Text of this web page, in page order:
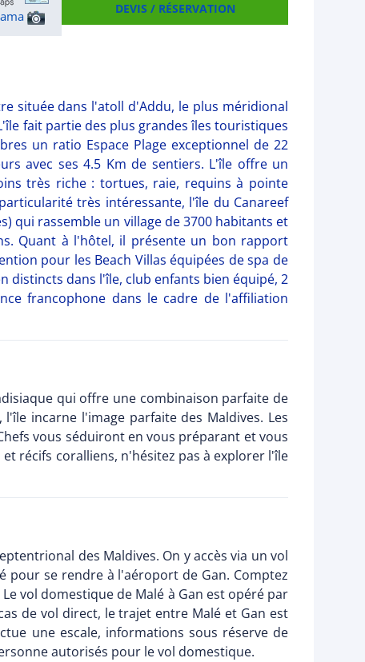
DEVIS / RÉSERVATION
située dans l'atoll d'Addu, le plus méridional
fait partie des plus grandes îles touristiques
un ratio Espace Plage exceptionnel de 22
avec ses 4.5 Km de sentiers. L'île offre un
très riche : tortues, raie, requins à pointe
très intéressante, l'île du Canareef
qui rassemble un village de 3700 habitants et
Quant à l'hôtel, il présente un bon rapport
pour les Beach Villas équipées de spa de
distincts dans l'île, club enfants bien équipé, 2
francophone dans le cadre de l'affiliation
qui offre une combinaison parfaite de
incarne l'image parfaite des Maldives. Les
vous séduiront en vous préparant et vous
récifs coralliens, n'hésitez pas à explorer l'île
des Maldives. On y accès via un vol
pour se rendre à l'aéroport de Gan. Comptez
vol domestique de Malé à Gan est opéré par
de vol direct, le trajet entre Malé et Gan est
une escale, informations sous réserve de
autorisés pour le vol domestique.